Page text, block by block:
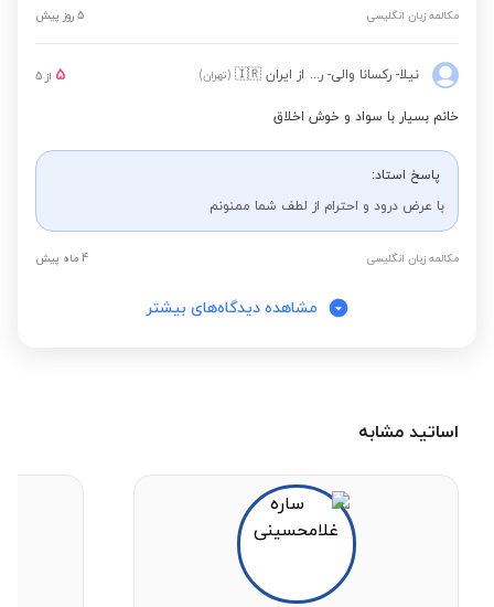
مکالمه زبان انگلیسی 5 روز پیش
نیلا- رکسانا والی- رضوی از ایران 🇮🇷 (تهران) 5 از 5
خانم بسیار با سواد و خوش اخلاق
پاسخ استاد:
با عرض درود و احترام از لطف شما ممنونم
مکالمه زبان انگلیسی 4 ماه پیش
مشاهده دیدگاه‌های بیشتر
اساتید مشابه